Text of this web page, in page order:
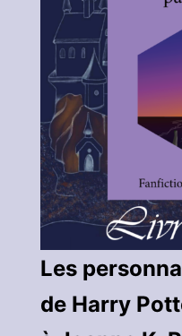
Les
de Harry